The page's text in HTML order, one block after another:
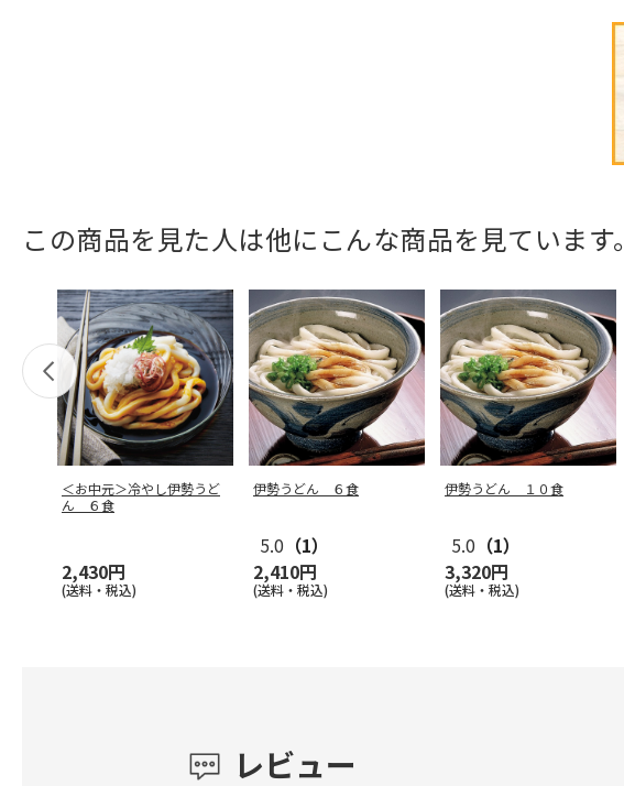
この商品を見た人は他にこんな商品を見ています。
＜お中元＞冷やし伊勢うど
ん ６食
2,430円
(送料・税込)
伊勢うどん ６食
5.0 （1）
2,410円
(送料・税込)
伊勢うどん １０食
5.0 （1）
3,320円
(送料・税込)
レビュー